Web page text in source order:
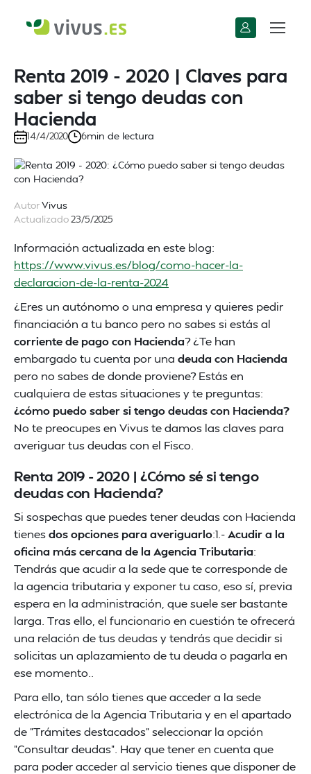
Renta 2019 - 2020 | Claves para
saber si tengo deudas con
Hacienda
14/4/2020 6min de lectura
AutorVivus
Actualizado23/5/2025
Información actualizada en este blog:
https://www.vivus.es/blog/como-hacer-la-
declaracion-de-la-renta-2024
¿Eres un autónomo o una empresa y quieres pedir
financiación a tu banco pero no sabes si estás al
corriente de pago con Hacienda? ¿Te han
embargado tu cuenta por una deuda con Hacienda
pero no sabes de donde proviene? Estás en
cualquiera de estas situaciones y te preguntas:
¿cómo puedo saber si tengo deudas con Hacienda?
No te preocupes en Vivus te damos las claves para
averiguar tus deudas con el Fisco.
Renta 2019 - 2020 | ¿Cómo sé si tengo
deudas con Hacienda?
Si sospechas que puedes tener deudas con Hacienda
tienesdos opciones para averiguarlo:1.- Acudir a la
oficina más cercana de la Agencia Tributaria:
Tendrás que acudir a la sede que te corresponde de
la agencia tributaria y exponer tu caso, eso sí, previa
espera en la administración, que suele ser bastante
larga. Tras ello, el funcionario en cuestión te ofrecerá
una relación de tus deudas y tendrás que decidir si
solicitas un aplazamiento de tu deuda o pagarla en
ese momento..
Para ello, tan sólo tienes que acceder a la sede
electrónica de la Agencia Tributaria y en el apartado
de "Trámites destacados" seleccionar la opción
"Consultar deudas". Hay que tener en cuenta que
para poder acceder al servicio tienes que disponer de